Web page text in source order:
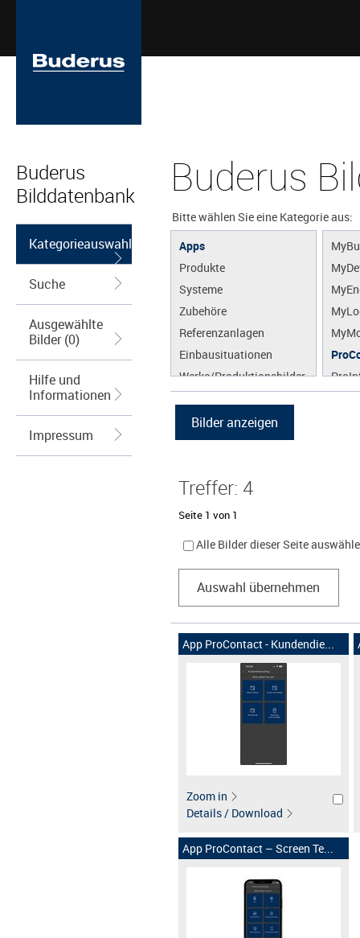
Buderus
Bilddatenbank
Kategorieauswahl
Suche
Ausgewählte
Bilder (0)
Hilfe und
Informationen
Impressum
Buderus
Bitte wählen Sie eine Kategorie aus:
Apps
Produkte
Systeme
Zubehöre
Referenzanlagen
Einbausituationen
Werke/Produktionsbilder
Grafiken
Treffer: 4
Seite 1 von 1
Alle Bilder dieser Seite
Auswahl übernehmen
App ProContact - Kundendie...
Zoom in
Details / Download
App ProContact – Screen Te...